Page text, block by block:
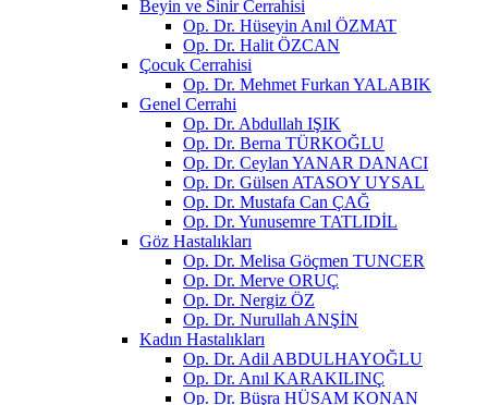
Beyin ve Sinir Cerrahisi
Op. Dr. Hüseyin Anıl ÖZMAT
Op. Dr. Halit ÖZCAN
Çocuk Cerrahisi
Op. Dr. Mehmet Furkan YALABIK
Genel Cerrahi
Op. Dr. Abdullah IŞIK
Op. Dr. Berna TÜRKOĞLU
Op. Dr. Ceylan YANAR DANACI
Op. Dr. Gülsen ATASOY UYSAL
Op. Dr. Mustafa Can ÇAĞ
Op. Dr. Yunusemre TATLIDİL
Göz Hastalıkları
Op. Dr. Melisa Göçmen TUNCER
Op. Dr. Merve ORUÇ
Op. Dr. Nergiz ÖZ
Op. Dr. Nurullah ANŞİN
Kadın Hastalıkları
Op. Dr. Adil ABDULHAYOĞLU
Op. Dr. Anıl KARAKILINÇ
Op. Dr. Büşra HÜSAM KONAN